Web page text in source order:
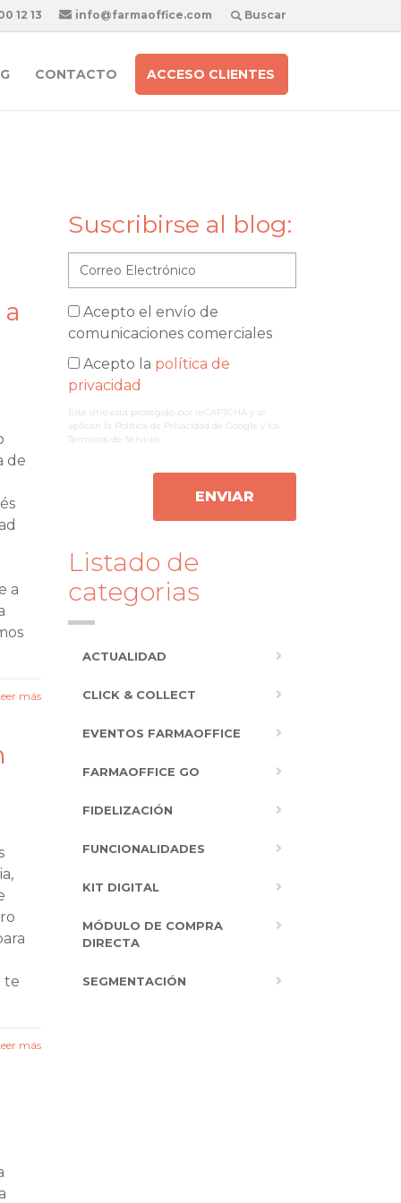
Buscar
12 13 info@farmaoffice.com
CONTACTO ACCESO CLIENTES
de
a
más
te
más
Suscribirse al blog:
Acepto el envío de
comunicaciones comerciales
Acepto la política de
privacidad
Este sitio está protegido por reCAPTCHA y se
aplican la Política de Privacidad de Google y los
Términos de Servicio
ENVIAR
Listado de
categorias
ACTUALIDAD
CLICK & COLLECT
EVENTOS FARMAOFFICE
FARMAOFFICE GO
FIDELIZACIÓN
FUNCIONALIDADES
KIT DIGITAL
MÓDULO DE COMPRA
DIRECTA
SEGMENTACIÓN